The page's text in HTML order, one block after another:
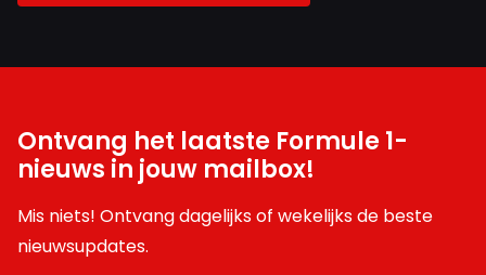
Ontvang het laatste Formule 1-
nieuws in jouw mailbox!
Mis niets! Ontvang dagelijks of wekelijks de beste
nieuwsupdates.